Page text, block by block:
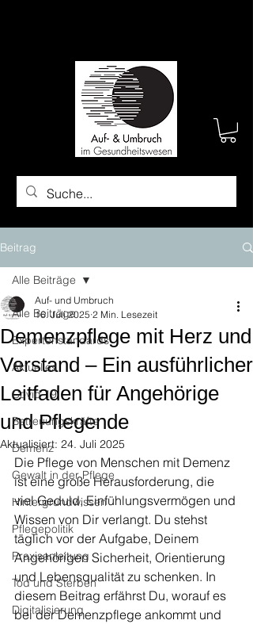
Beitrag
Alle Beiträge
Expertenstandards
Aktuelles
Covid 19
Betreuungskräfte
Demenz
Gewalt in der Pflege
Hintergrundwissen
Pflegepolitik
Praxisanleitung
Tod und Sterben
Digitalisierung
Alle Beiträge
Demenzpflege mit Herz und
Verstand – Ein ausführlicher
Leitfaden für Angehörige
und Pflegende
Auf- und Umbruch
16. Juli 2025 2 Min. Lesezeit
Aktualisiert: 24. Juli 2025
Die Pflege von Menschen mit Demenz
ist eine große Herausforderung, die
viel Geduld, Einfühlungsvermögen und
Wissen von Dir verlangt. Du stehst
täglich vor der Aufgabe, Deinem
Angehörigen Sicherheit, Orientierung
und Lebensqualität zu schenken. In
diesem Beitrag erfährst Du, worauf es
bei der Demenzpflege ankommt und